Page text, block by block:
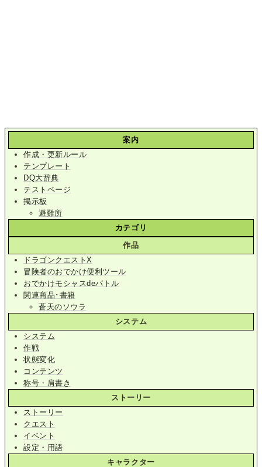
案内
作成・更新ルール
テンプレート
DQ大辞典
テストページ
掲示板
避難所
カテゴリ
作品
ドラゴンクエストX
冒険者のおでかけ便利ツール
おでかけモシャスdeバトル
関連商品･書籍
蒼天のソウラ
システム
システム
作戦
状態変化
コンテンツ
称号・肩書き
ストーリー
ストーリー
クエスト
イベント
設定・用語
キャラクター